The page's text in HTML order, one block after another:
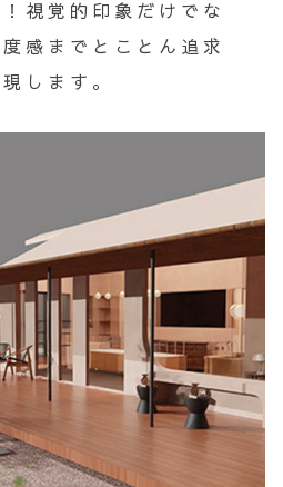
視覚的印象だけでな
感までとことん追求
します。